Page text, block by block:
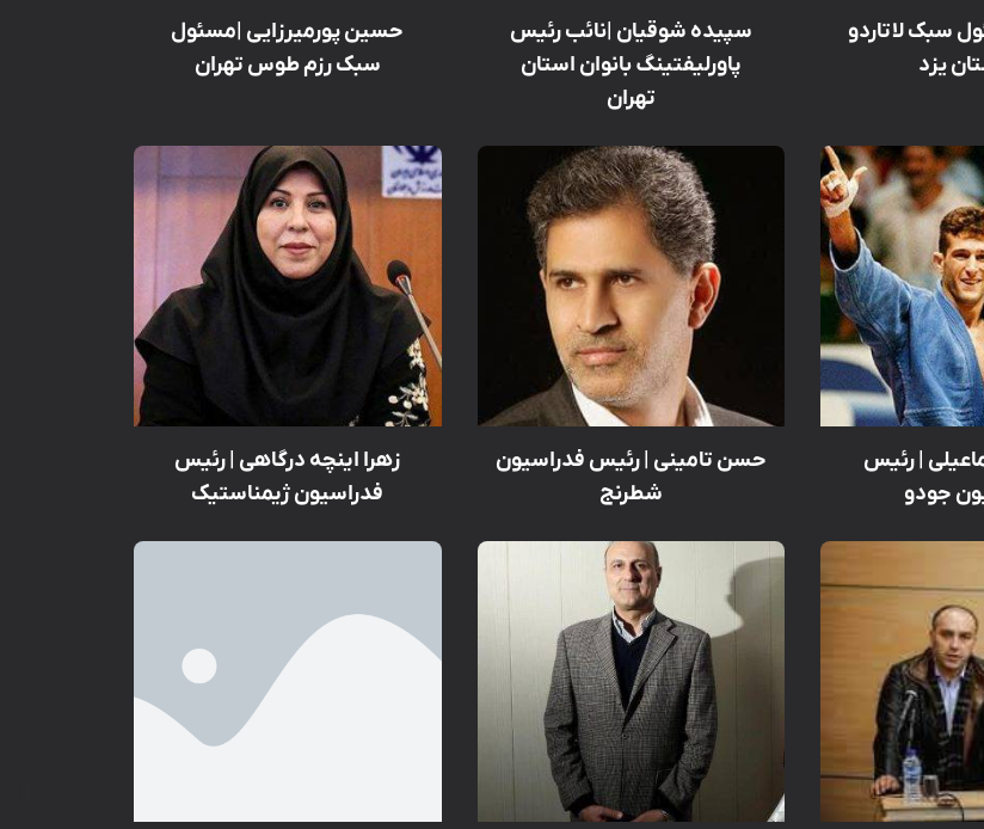
سبک لاتاردو
یزد
سپیده شوقیان |نائب رئیس
پاورلیفتینگ بانوان استان
تهران
حسین پورمیرزایی |مسئول
سبک رزم طوس تهران
| رئیس
جودو
حسن تامینی | رئیس فدراسیون
شطرنج
زهرا اینچه درگاهی | رئیس
فدراسیون ژیمناستیک